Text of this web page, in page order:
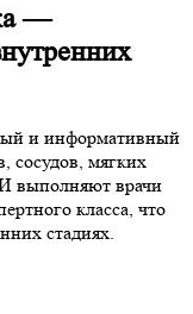
—
и информативный
сосудов, мягких
выполняют врачи
класса, что
стадиях.